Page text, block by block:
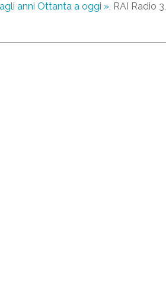
anni Ottanta a oggi », RAI Radio 3,